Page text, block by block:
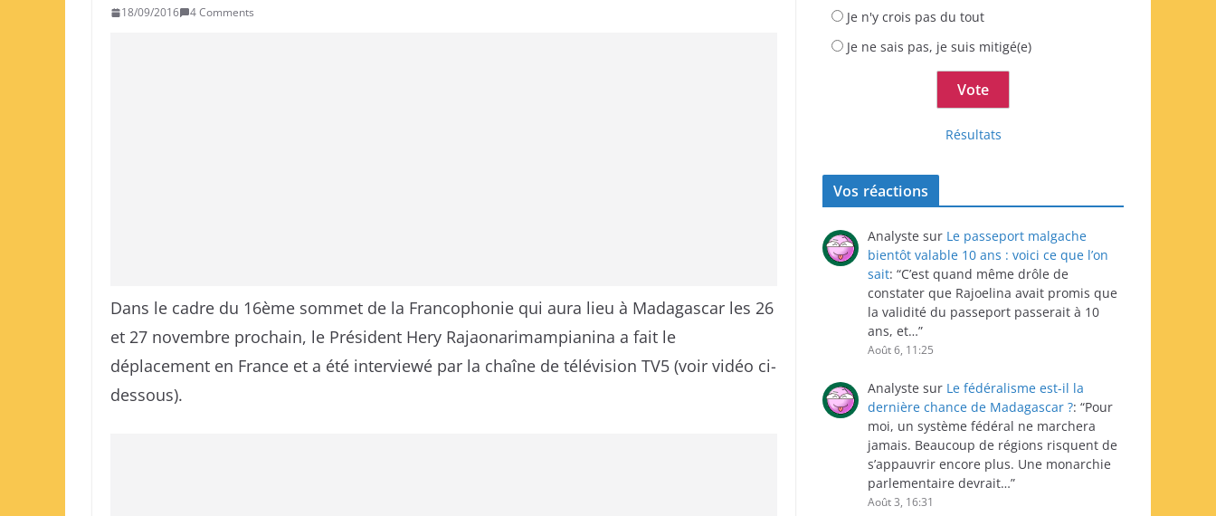
18/09/2016 4 Comments
Dans le cadre du 16ème sommet de la Francophonie qui aura lieu à Madagascar les 26
et 27 novembre prochain, le Président Hery Rajaonarimampianina a fait le
déplacement en France et a été interviewé par la chaîne de télévision TV5 (voir vidéo ci-
dessous).
Je n'y crois pas du tout
Je ne sais pas, je suis mitigé(e)
Résultats
Vos réactions
Analyste sur Le passeport malgache
bientôt valable 10 ans : voici ce que l’on
sait: “C’est quand même drôle de
constater que Rajoelina avait promis que
la validité du passeport passerait à 10
ans, et…”
Août 6, 11:25
Analyste sur Le fédéralisme est-il la
dernière chance de Madagascar ?: “Pour
moi, un système fédéral ne marchera
jamais. Beaucoup de régions risquent de
s’appauvrir encore plus. Une monarchie
parlementaire devrait…”
Août 3, 16:31